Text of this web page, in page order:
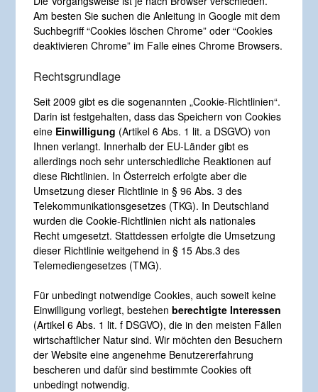
Am besten Sie suchen die Anleitung in Google mit dem
Suchbegriff “Cookies löschen Chrome” oder “Cookies
deaktivieren Chrome” im Falle eines Chrome Browsers.
Rechtsgrundlage
Seit 2009 gibt es die sogenannten „Cookie-Richtlinien“.
Darin ist festgehalten, dass das Speichern von Cookies
eine Einwilligung (Artikel 6 Abs. 1 lit. a DSGVO) von
Ihnen verlangt. Innerhalb der EU-Länder gibt es
allerdings noch sehr unterschiedliche Reaktionen auf
diese Richtlinien. In Österreich erfolgte aber die
Umsetzung dieser Richtlinie in § 96 Abs. 3 des
Telekommunikationsgesetzes (TKG). In Deutschland
wurden die Cookie-Richtlinien nicht als nationales
Recht umgesetzt. Stattdessen erfolgte die Umsetzung
dieser Richtlinie weitgehend in § 15 Abs.3 des
Telemediengesetzes (TMG).
Für unbedingt notwendige Cookies, auch soweit keine
Einwilligung vorliegt, bestehenberechtigte Interessen
(Artikel 6 Abs. 1 lit. f DSGVO), die in den meisten Fällen
wirtschaftlicher Natur sind. Wir möchten den Besuchern
der Website eine angenehme Benutzererfahrung
bescheren und dafür sind bestimmte Cookies oft
unbedingt notwendig.